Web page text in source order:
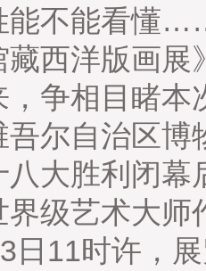
能不能看懂
藏西洋版画
，争相目睹本
自治区博
八大胜利闭
界级艺术大
11时许，展